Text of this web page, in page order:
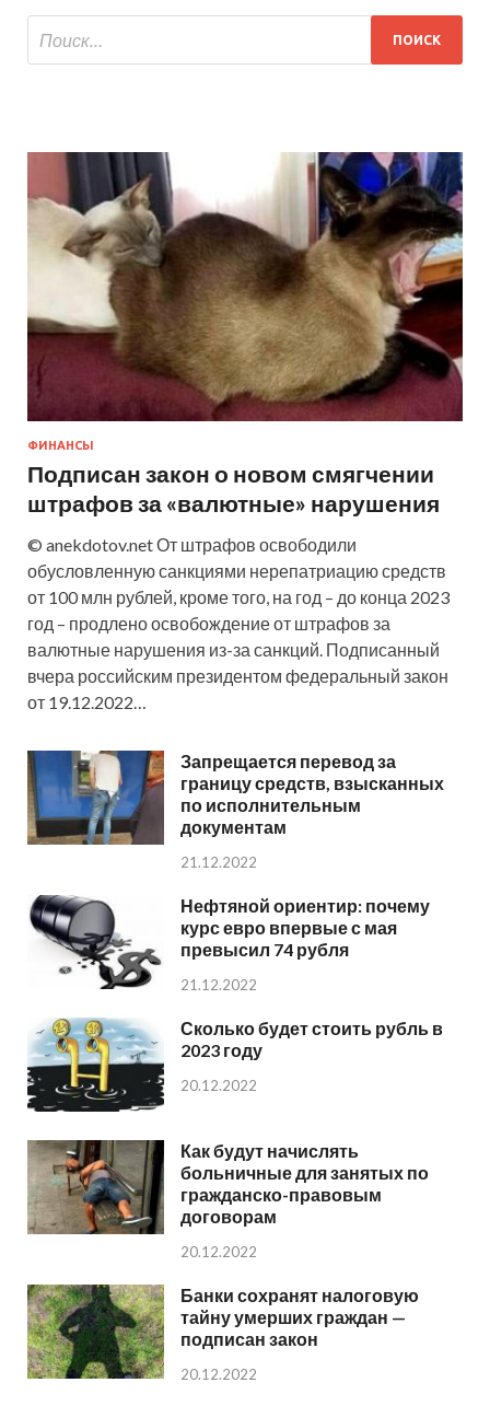
ФИНАНСЫ
Подписан закон о новом смягчении
штрафов за «валютные» нарушения
© anekdotov.net От штрафов освободили
обусловленную санкциями нерепатриацию средств
от 100 млн рублей, кроме того, на год – до конца 2023
год – продлено освобождение от штрафов за
валютные нарушения из-за санкций. Подписанный
вчера российским президентом федеральный закон
от 19.12.2022…
Запрещается перевод за
границу средств, взысканных
по исполнительным
документам
21.12.2022
Нефтяной ориентир: почему
курс евро впервые с мая
превысил 74 рубля
21.12.2022
Сколько будет стоить рубль в
2023 году
20.12.2022
Как будут начислять
больничные для занятых по
гражданско-правовым
договорам
20.12.2022
Банки сохранят налоговую
тайну умерших граждан —
подписан закон
20.12.2022